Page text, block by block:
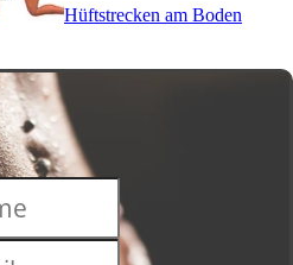
Hüftstrecken am Boden